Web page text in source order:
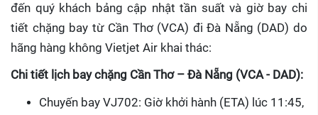
đến quý khách bảng cập nhật tần suất và giờ bay chi
tiết chặng bay từ Cần Thơ (VCA) đi Đà Nẵng (DAD) do
hãng hàng không Vietjet Air khai thác:
Chi tiết lịch bay chặng Cần Thơ – Đà Nẵng (VCA - DAD):
Chuyến bay VJ702: Giờ khởi hành (ETA) lúc 11:45,